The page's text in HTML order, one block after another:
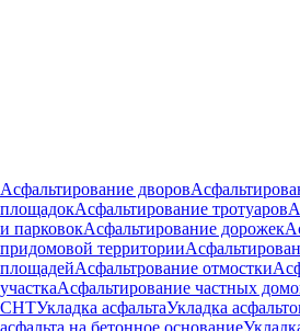
Асфальтирование дворов
площадокАсфальтирование тротуаров
и парковокАсфальтирование дорожек
придомовой территории
площадейАсфальтрование отмостки
участкаАсфальтирование частных
СНТУкладка асфальтаУкладка
асфальта на бетонное основание